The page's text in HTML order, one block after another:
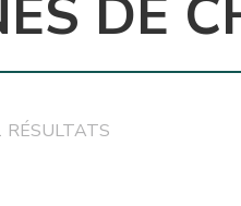
DE
RÉSULTATS